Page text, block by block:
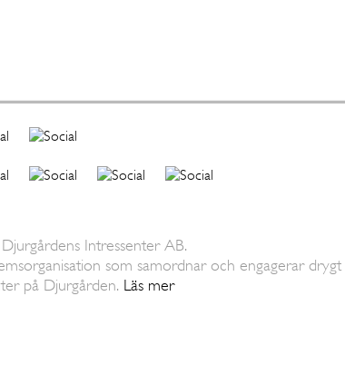
Djurgårdens Intressenter AB.
som samordnar och engagerar
på Djurgården.
Läs mer